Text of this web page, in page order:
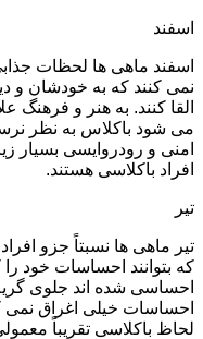
اسفند
اسفند ماهی ها لحظات
نمی کنند که به خودشان و
القا کنند. به هنر و فرهنگ
می شود باکلاس به نظر
امنی و رودروایسی بسیار
افراد باکلاسی هستند.
تیر
تیر ماهی ها نسبتاً جزو
که بتوانند احساسات خود
احساسی شده اند جلوی گریه
احساسات خیلی اغراق نمی
لحاظ باکلاسی تقریباً